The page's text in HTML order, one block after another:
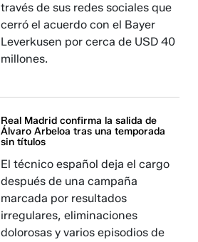
través de sus redes sociales que
cerró el acuerdo con el Bayer
Leverkusen por cerca de USD 40
millones.
Real Madrid confirma la salida de
Álvaro Arbeloa tras una temporada
sin títulos
El técnico español deja el cargo
después de una campaña
marcada por resultados
irregulares, eliminaciones
dolorosas y varios episodios de